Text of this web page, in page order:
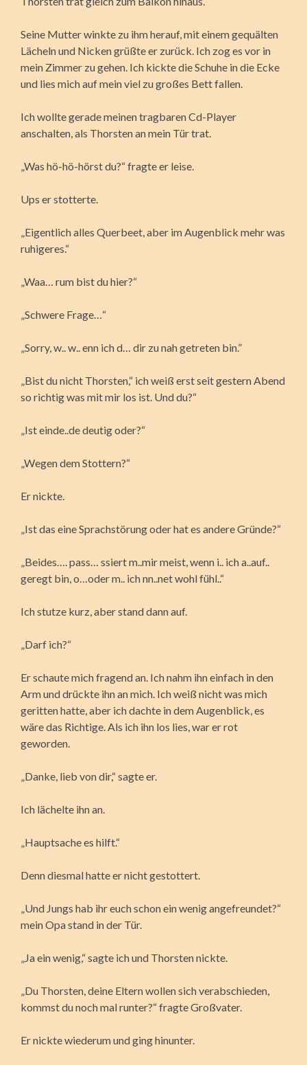
Seine Mutter winkte zu ihm herauf, mit einem gequälten
Lächeln und Nicken grüßte er zurück. Ich zog es vor in
mein Zimmer zu gehen. Ich kickte die Schuhe in die Ecke
und lies mich auf mein viel zu großes Bett fallen.
Ich wollte gerade meinen tragbaren Cd-Player
anschalten, als Thorsten an mein Tür trat.
„Was hö-hö-hörst du?“ fragte er leise.
Ups er stotterte.
„Eigentlich alles Querbeet, aber im Augenblick mehr was
ruhigeres.“
„Waa… rum bist du hier?“
„Schwere Frage…“
„Sorry, w.. w.. enn ich d… dir zu nah getreten bin.”
„Bist du nicht Thorsten,“ ich weiß erst seit gestern Abend
so richtig was mit mir los ist. Und du?“
„Ist einde..de deutig oder?“
„Wegen dem Stottern?“
Er nickte.
„Ist das eine Sprachstörung oder hat es andere Gründe?“
„Beides…. pass… ssiert m..mir meist, wenn i.. ich a..auf..
geregt bin, o…oder m.. ich nn..net wohl fühl..“
Ich stutze kurz, aber stand dann auf.
„Darf ich?“
Er schaute mich fragend an. Ich nahm ihn einfach in den
Arm und drückte ihn an mich. Ich weiß nicht was mich
geritten hatte, aber ich dachte in dem Augenblick, es
wäre das Richtige. Als ich ihn los lies, war er rot
geworden.
„Danke, lieb von dir,“ sagte er.
Ich lächelte ihn an.
„Hauptsache es hilft.“
Denn diesmal hatte er nicht gestottert.
„Und Jungs hab ihr euch schon ein wenig angefreundet?“
mein Opa stand in der Tür.
„Ja ein wenig,“ sagte ich und Thorsten nickte.
„Du Thorsten, deine Eltern wollen sich verabschieden,
kommst du noch mal runter?“ fragte Großvater.
Er nickte wiederum und ging hinunter.